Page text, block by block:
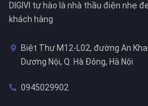
DIGIVI tự hào là nhà thầu điện nhẹ
khách hàng
Biệt Thự M12-L02, đường An
Dương Nội, Q. Hà Đông, Hà Nội
0945029902